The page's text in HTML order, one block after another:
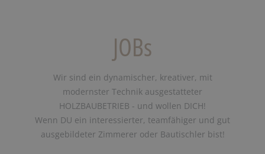
JOBs
Wir sind ein dynamischer, kreativer, mit
modernster Technik ausgestatteter
HOLZBAUBETRIEB - und wollen DICH!
Wenn DU ein interessierter, teamfähiger und gut
ausgebildeter Zimmerer oder Bautischler bist!